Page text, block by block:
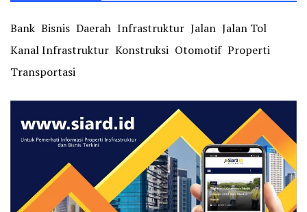
Bank Bisnis Daerah Infrastruktur Jalan Jalan Tol
Kanal Infrastruktur Konstruksi Otomotif Properti
Transportasi